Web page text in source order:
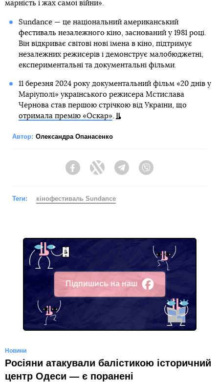
марність і жах самої війни».
Sundance — це національний американський
фестиваль незалежного кіно, заснований у 1981 році.
Він відкриває світові нові імена в кіно, підтримує
незалежних режисерів і демонструє малобюджетні,
експериментальні та документальні фільми.
11 березня 2024 року документальний фільм «20 днів у
Маріуполі» українського режисера Мстислава
Чернова став першою стрічкою від України, що
отримала премію «Оскар».
Автор: Олександра Опанасенко
FacebookTwitter Telegram
Теги: кінофестиваль Sundance
Підпишись на наш
Facebook
Новини
Росіяни атакували балістикою історичний
центр Одеси — є поранені